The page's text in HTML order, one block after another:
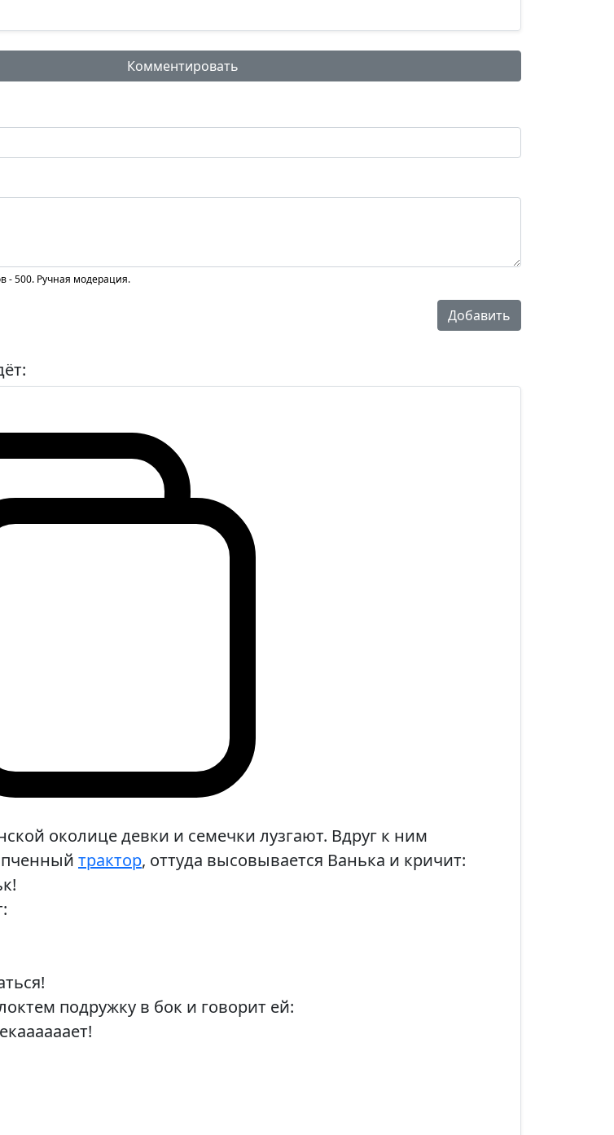
Комментировать
- 500. Ручная модерация.
Добавить
околице девки и семечки лузгают. Вдруг к ним
трактор, оттуда высовывается Ванька и кричит:
подружку в бок и говорит ей: